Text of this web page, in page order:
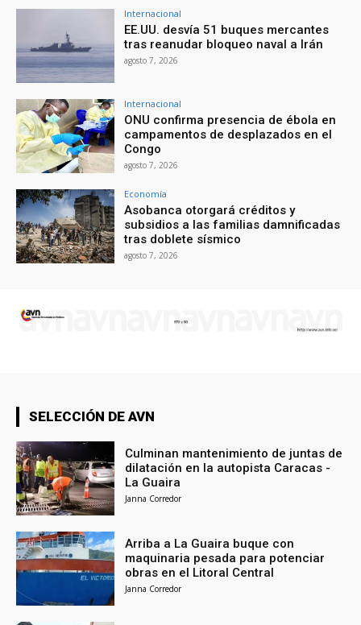
Internacional
EE.UU. desvía 51 buques mercantes
tras reanudar bloqueo naval a Irán
agosto 7, 2026
Internacional
ONU confirma presencia de ébola en
campamentos de desplazados en el
Congo
agosto 7, 2026
Economía
Asobanca otorgará créditos y
subsidios a las familias damnificadas
tras doblete sísmico
agosto 7, 2026
SELECCIÓN DE AVN
Culminan mantenimiento de juntas de
dilatación en la autopista Caracas -
La Guaira
Janna Corredor
Arriba a La Guaira buque con
maquinaria pesada para potenciar
obras en el Litoral Central
Janna Corredor